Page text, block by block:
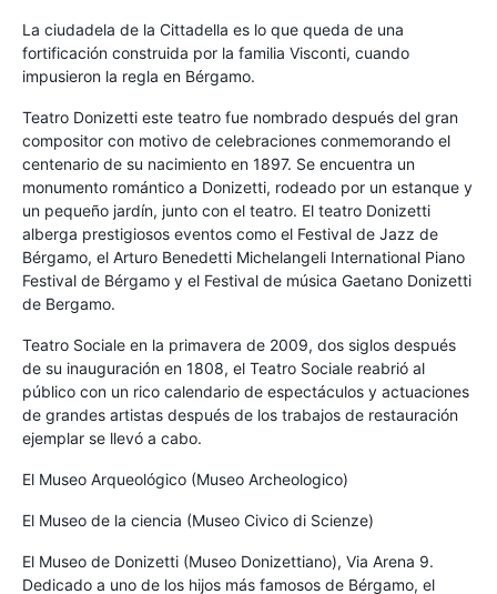
La ciudadela de la Cittadella es lo que queda de una
fortificación construida por la familia Visconti, cuando
impusieron la regla en Bérgamo.
Teatro Donizetti este teatro fue nombrado después del gran
compositor con motivo de celebraciones conmemorando el
centenario de su nacimiento en 1897. Se encuentra un
monumento romántico a Donizetti, rodeado por un estanque y
un pequeño jardín, junto con el teatro. El teatro Donizetti
alberga prestigiosos eventos como el Festival de Jazz de
Bérgamo, el Arturo Benedetti Michelangeli International Piano
Festival de Bérgamo y el Festival de música Gaetano Donizetti
de Bergamo.
Teatro Sociale en la primavera de 2009, dos siglos después
de su inauguración en 1808, el Teatro Sociale reabrió al
público con un rico calendario de espectáculos y actuaciones
de grandes artistas después de los trabajos de restauración
ejemplar se llevó a cabo.
El Museo Arqueológico (Museo Archeologico)
El Museo de la ciencia (Museo Civico di Scienze)
El Museo de Donizetti (Museo Donizettiano), Via Arena 9.
Dedicado a uno de los hijos más famosos de Bérgamo, el